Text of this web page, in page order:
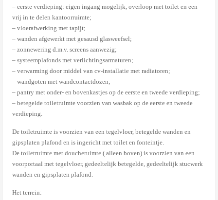
– eerste verdieping: eigen ingang mogelijk, overloop met toilet en een
vrij in te delen kantoorruimte;
– vloerafwerking met tapijt;
– wanden afgewerkt met gesausd glasweefsel;
– zonnewering d.m.v. screens aanwezig;
– systeemplafonds met verlichtingsarmaturen;
– verwarming door middel van cv-installatie met radiatoren;
– wandgoten met wandcontactdozen;
– pantry met onder- en bovenkastjes op de eerste en tweede verdieping;
– betegelde toiletruimte voorzien van wasbak op de eerste en tweede
verdieping.
De toiletruimte is voorzien van een tegelvloer, betegelde wanden en
gipsplaten plafond en is ingericht met toilet en fonteintje.
De toiletruimte met doucheruimte ( alleen boven) is voorzien van een
voorportaal met tegelvloer, gedeeltelijk betegelde, gedeeltelijk stucwerk
wanden en gipsplaten plafond.
Het terrein: